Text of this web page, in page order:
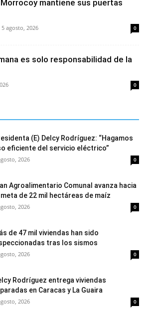
mantiene sus puertas
5 agosto, 2026 0
es solo responsabilidad de la
0
(E) Delcy Rodríguez: “Hagamos
eficiente del servicio eléctrico”
2026 0
Agroalimentario Comunal avanza hacia
meta de 22 mil hectáreas de maíz
2026 0
de 47 mil viviendas han sido
tras los sismos
2026 0
Rodríguez entrega viviendas
en Caracas y La Guaira
2026 0